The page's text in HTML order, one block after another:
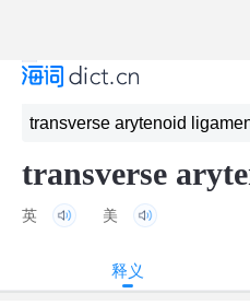
transverse
英 美
释义